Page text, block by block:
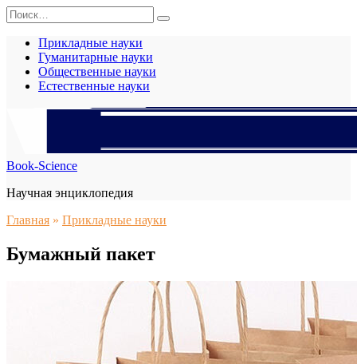
Перейти
к
содержанию
Search
for:
Прикладные науки
Гуманитарные науки
Общественные науки
Естественные науки
Book-Science
Научная энциклопедия
Главная » Прикладные науки
Бумажный пакет